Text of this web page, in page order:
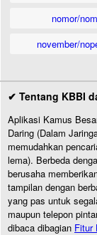
nomor/
november/
✔ Tentang KBBI
Aplikasi Kamus
Daring (Dalam
memudahkan
lema). Berbeda
berusaha
tampilan dengan
yang pas untuk
maupun telepon
dibaca dibagian Fitur